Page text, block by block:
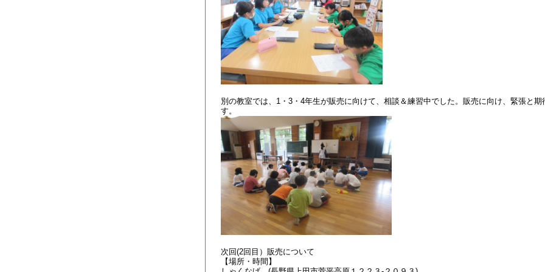
別の教室では、1・3・4年生が販売に向けて、相談＆練習中でした。販売に向け、緊張と期
す。
次回(2回目）販売について
【場所・時間】